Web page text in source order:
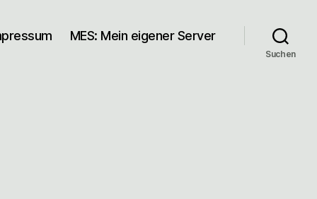
MES: Mein eigener Server
Suchen